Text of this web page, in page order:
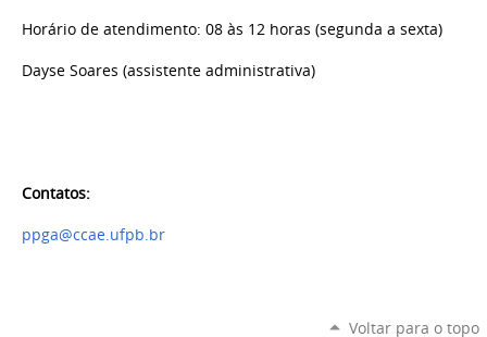
Horário de atendimento: 08 às 12 horas (segunda a sexta)
Dayse Soares (assistente administrativa)
Contatos:
ppga@ccae.ufpb.br
Voltar para o topo